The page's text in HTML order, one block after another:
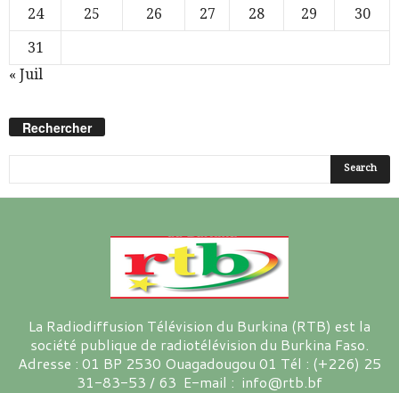
24
25 26 27 28 29
30
31
« Juil
Rechercher
La Radiodiffusion Télévision du Burkina (RTB) est la
société publique de radiotélévision du Burkina Faso.
Adresse : 01 BP 2530 Ouagadougou 01 Tél : (+226) 25
31-83-53 / 63 E-mail : info@rtb.bf